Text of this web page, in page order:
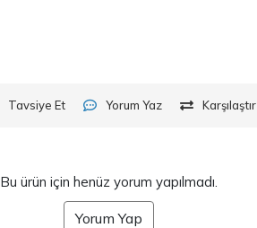
Tavsiye Et Yorum Yaz Karşılaştır
Bu ürün için henüz yorum yapılmadı.
Yorum Yap